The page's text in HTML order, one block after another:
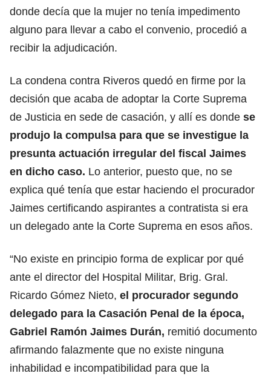
donde decía que la mujer no tenía impedimento
alguno para llevar a cabo el convenio, procedió a
recibir la adjudicación.
La condena contra Riveros quedó en firme por la
decisión que acaba de adoptar la Corte Suprema
de Justicia en sede de casación, y allí es donde se
produjo la compulsa para que se investigue la
presunta actuación irregular del fiscal Jaimes
en dicho caso. Lo anterior, puesto que, no se
explica qué tenía que estar haciendo el procurador
Jaimes certificando aspirantes a contratista si era
un delegado ante la Corte Suprema en esos años.
“No existe en principio forma de explicar por qué
ante el director del Hospital Militar, Brig. Gral.
Ricardo Gómez Nieto, el procurador segundo
delegado para la Casación Penal de la época,
Gabriel Ramón Jaimes Durán, remitió documento
afirmando falazmente que no existe ninguna
inhabilidad e incompatibilidad para que la